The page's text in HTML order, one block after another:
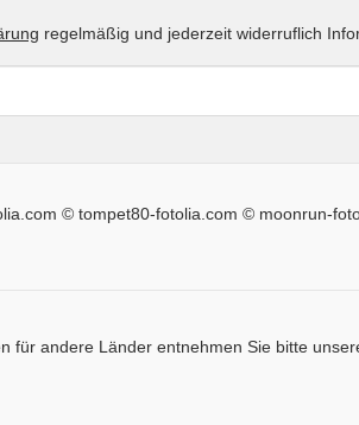
regelmäßig und jederzeit widerruflich
© tompet80-fotolia.com © moonrun-
für andere Länder entnehmen Sie bitte